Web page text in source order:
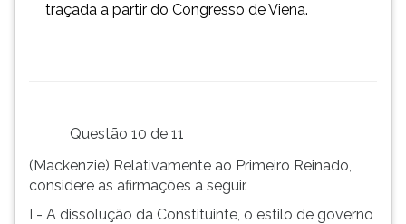
traçada a partir do Congresso de Viena.
Questão 10 de 11
(Mackenzie) Relativamente ao Primeiro Reinado,
considere as afirmações a seguir.
I - A dissolução da Constituinte, o estilo de governo